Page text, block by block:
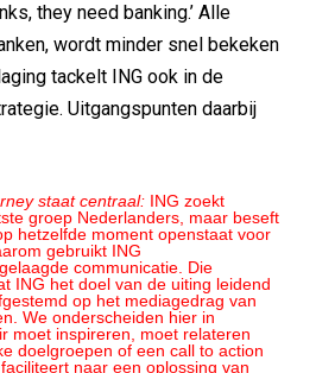
they need banking.’ Alle
wordt minder snel bekeken
tackelt ING ook in de
Uitgangspunten daarbij
staat centraal: ING zoekt
groep Nederlanders, maar beseft
hetzelfde moment openstaat voor
gebruikt ING
communicatie. Die
ING het doel van de uiting leidend
op het mediagedrag van
We onderscheiden hier in
moet inspireren, moet relateren
doelgroepen of een call to action
naar een oplossing van